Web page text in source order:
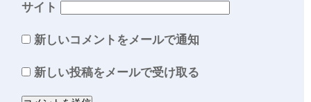
サイト
新しいコメントをメールで通知
新しい投稿をメールで受け取る